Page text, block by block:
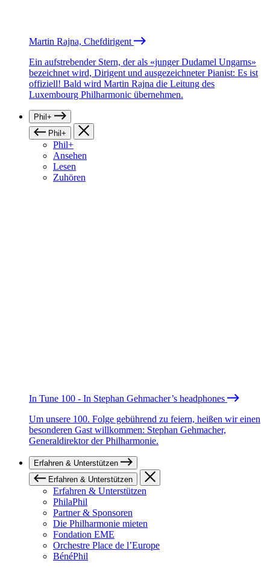
Martin Rajna, Chefdirigent
Ein aufstrebender Stern, der als «junger Dudamel Ungarns»
bezeichnet wird, Dirigent und ausgezeichneter Pianist: Es ist
offiziell! Bald wird Martin Rajna die Leitung des
Luxembourg Philharmonic übernehmen.
Phil+
Phil+
Phil+
Ansehen
Lesen
Zuhören
In Tune 100 - In Stephan Gehmacher’s headphones
Um unsere 100. Folge gebührend zu feiern, heißen wir einen
besonderen Gast willkommen: Stephan Gehmacher,
Generaldirektor der Philharmonie.
Erfahren & Unterstützen
Erfahren & Unterstützen
Erfahren & Unterstützen
PhilaPhil
Partner & Sponsoren
Die Philharmonie mieten
Fondation EME
Orchestre Place de l’Europe
BénéPhil